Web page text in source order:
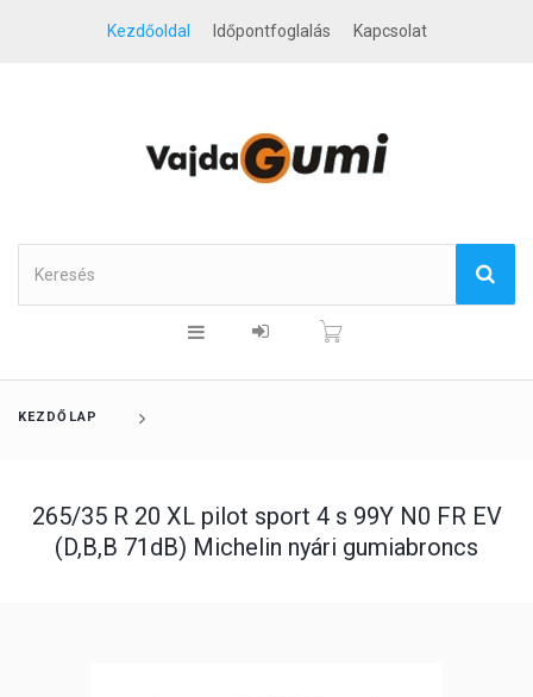
Kezdőoldal Időpontfoglalás Kapcsolat
KEZDŐLAP
265/35 R 20 XL pilot sport 4 s 99Y N0 FR EV
(D,B,B 71dB) Michelin nyári gumiabroncs